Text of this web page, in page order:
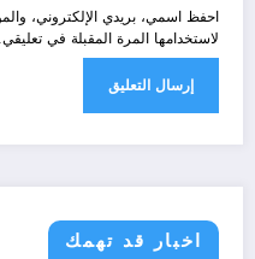
احفظ اسمي، بريدي الإلكتروني،
لاستخدامها المرة المقبلة في تعليقي.
اخبار قد تهمك